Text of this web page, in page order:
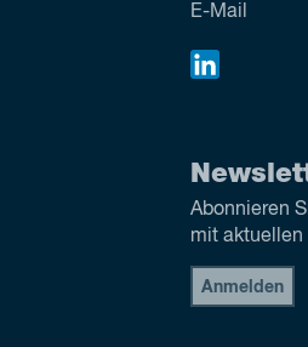
E-Mail
Abonnieren
mit aktuellen
Anmelden